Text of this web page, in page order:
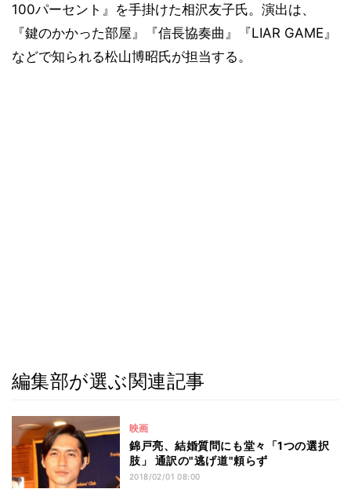
100パーセント』を手掛けた相沢友子氏。演出は、
『鍵のかかった部屋』『信長協奏曲』『LIAR GAME』
などで知られる松山博昭氏が担当する。
編集部が選ぶ関連記事
映画
錦戸亮、結婚質問にも堂々「1つの選択
肢」 通訳の"逃げ道"頼らず
2018/02/01 08:00